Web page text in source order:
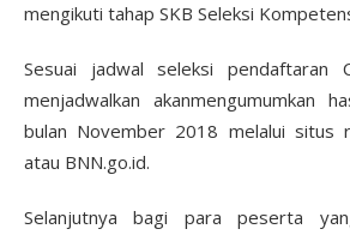
mengikuti tahap SKB Seleksi
Sesuai jadwal seleksi pendaftaran
menjadwalkan akanmengumumkan
bulan November 2018 melalui situs
atau BNN.go.id.
Selanjutnya bagi para peserta